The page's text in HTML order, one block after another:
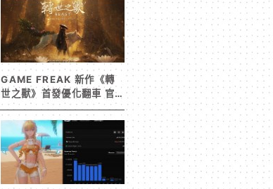
星》入榜
GAME FREAK 新作《轉
世之獸》首發優化翻車 官
方急發聲明承諾提供大量更
新彌補